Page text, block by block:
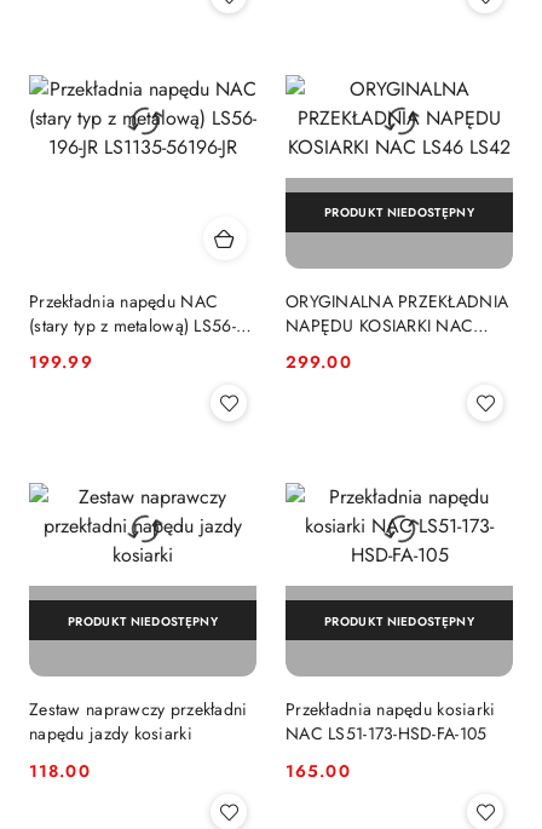
Przekładnia napędu NAC
(stary typ z metalową) LS56-
Cena:
199.99
ORYGINALNA PRZEKŁADNIA
NAPĘDU KOSIARKI NAC
Cena:
299.00
PRODUKT NIEDOSTĘPNY
Zestaw naprawczy przekładni
napędu jazdy kosiarki
Cena:
118.00
PRODUKT NIEDOSTĘPNY
Przekładnia napędu kosiarki
NAC LS51-173-HSD-FA-105
Cena:
165.00
PRODUKT NIEDOSTĘPNY